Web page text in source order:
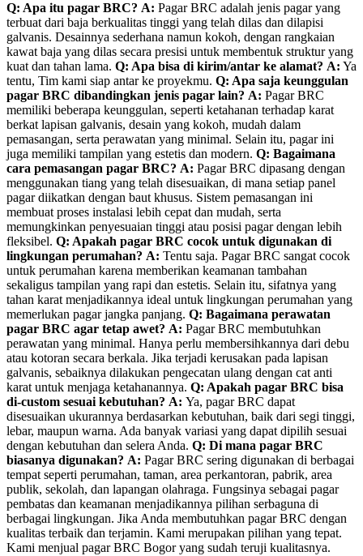
Q: Apa itu pagar BRC? A: Pagar BRC adalah jenis pagar yang
terbuat dari baja berkualitas tinggi yang telah dilas dan dilapisi
galvanis. Desainnya sederhana namun kokoh, dengan rangkaian
kawat baja yang dilas secara presisi untuk membentuk struktur yang
kuat dan tahan lama. Q: Apa bisa di kirim/antar ke alamat? A: Ya
tentu, Tim kami siap antar ke proyekmu. Q: Apa saja keunggulan
pagar BRC dibandingkan jenis pagar lain? A: Pagar BRC
memiliki beberapa keunggulan, seperti ketahanan terhadap karat
berkat lapisan galvanis, desain yang kokoh, mudah dalam
pemasangan, serta perawatan yang minimal. Selain itu, pagar ini
juga memiliki tampilan yang estetis dan modern. Q: Bagaimana
cara pemasangan pagar BRC? A: Pagar BRC dipasang dengan
menggunakan tiang yang telah disesuaikan, di mana setiap panel
pagar diikatkan dengan baut khusus. Sistem pemasangan ini
membuat proses instalasi lebih cepat dan mudah, serta
memungkinkan penyesuaian tinggi atau posisi pagar dengan lebih
fleksibel. Q: Apakah pagar BRC cocok untuk digunakan di
lingkungan perumahan? A: Tentu saja. Pagar BRC sangat cocok
untuk perumahan karena memberikan keamanan tambahan
sekaligus tampilan yang rapi dan estetis. Selain itu, sifatnya yang
tahan karat menjadikannya ideal untuk lingkungan perumahan yang
memerlukan pagar jangka panjang. Q: Bagaimana perawatan
pagar BRC agar tetap awet? A: Pagar BRC membutuhkan
perawatan yang minimal. Hanya perlu membersihkannya dari debu
atau kotoran secara berkala. Jika terjadi kerusakan pada lapisan
galvanis, sebaiknya dilakukan pengecatan ulang dengan cat anti
karat untuk menjaga ketahanannya. Q: Apakah pagar BRC bisa
di-custom sesuai kebutuhan? A: Ya, pagar BRC dapat
disesuaikan ukurannya berdasarkan kebutuhan, baik dari segi tinggi,
lebar, maupun warna. Ada banyak variasi yang dapat dipilih sesuai
dengan kebutuhan dan selera Anda. Q: Di mana pagar BRC
biasanya digunakan? A: Pagar BRC sering digunakan di berbagai
tempat seperti perumahan, taman, area perkantoran, pabrik, area
publik, sekolah, dan lapangan olahraga. Fungsinya sebagai pagar
pembatas dan keamanan menjadikannya pilihan serbaguna di
berbagai lingkungan. Jika Anda membutuhkan pagar BRC dengan
kualitas terbaik dan terjamin. Kami merupakan pilihan yang tepat.
Kami menjual pagar BRC Bogor yang sudah teruji kualitasnya.